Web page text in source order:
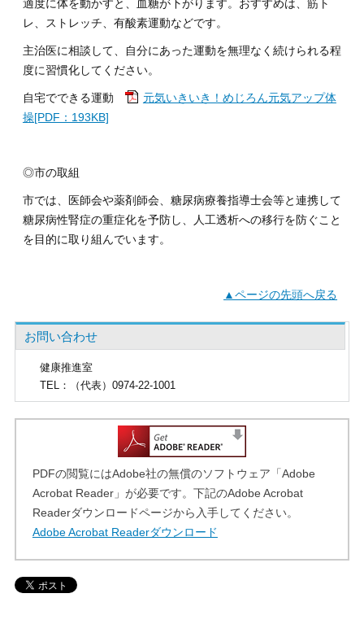
適度に体を動かすと、血糖が下がります。おすすめは、筋ト
レ、ストレッチ、有酸素運動などです。
主治医に相談して、自分にあった運動を無理なく続けられる程
度に習慣化してください。
自宅でできる運動
元気いきいき！めじろん元気アップ体
操[PDF：193KB]
◎市の取組
市では、医師会や薬剤師会、糖尿病療養指導士会等と連携して
糖尿病性腎症の重症化を予防し、人工透析への移行を防ぐこと
を目的に取り組んでいます。
▲ページの先頭へ戻る
お問い合わせ
健康推進室
TEL：（代表）0974-22-1001
PDFの閲覧にはAdobe社の無償のソフトウェア「Adobe
Acrobat Reader」が必要です。下記のAdobe Acrobat
Readerダウンロードページから入手してください。
Adobe Acrobat Readerダウンロード